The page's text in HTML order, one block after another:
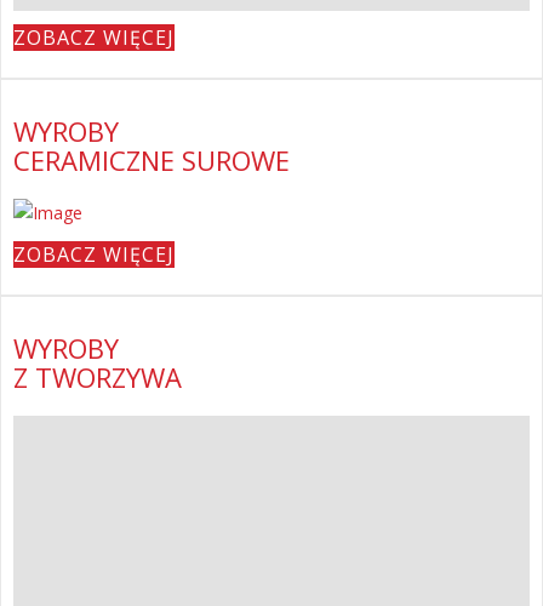
ZOBACZ WIĘCEJ
WYROBY
CERAMICZNE SUROWE
ZOBACZ WIĘCEJ
WYROBY
Z TWORZYWA